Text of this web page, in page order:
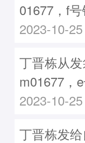
01677，f
2023-10-
丁晋栋从
m01677，
2023-10-
丁晋栋发